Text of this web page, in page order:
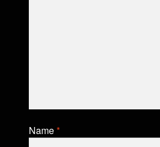
Name*